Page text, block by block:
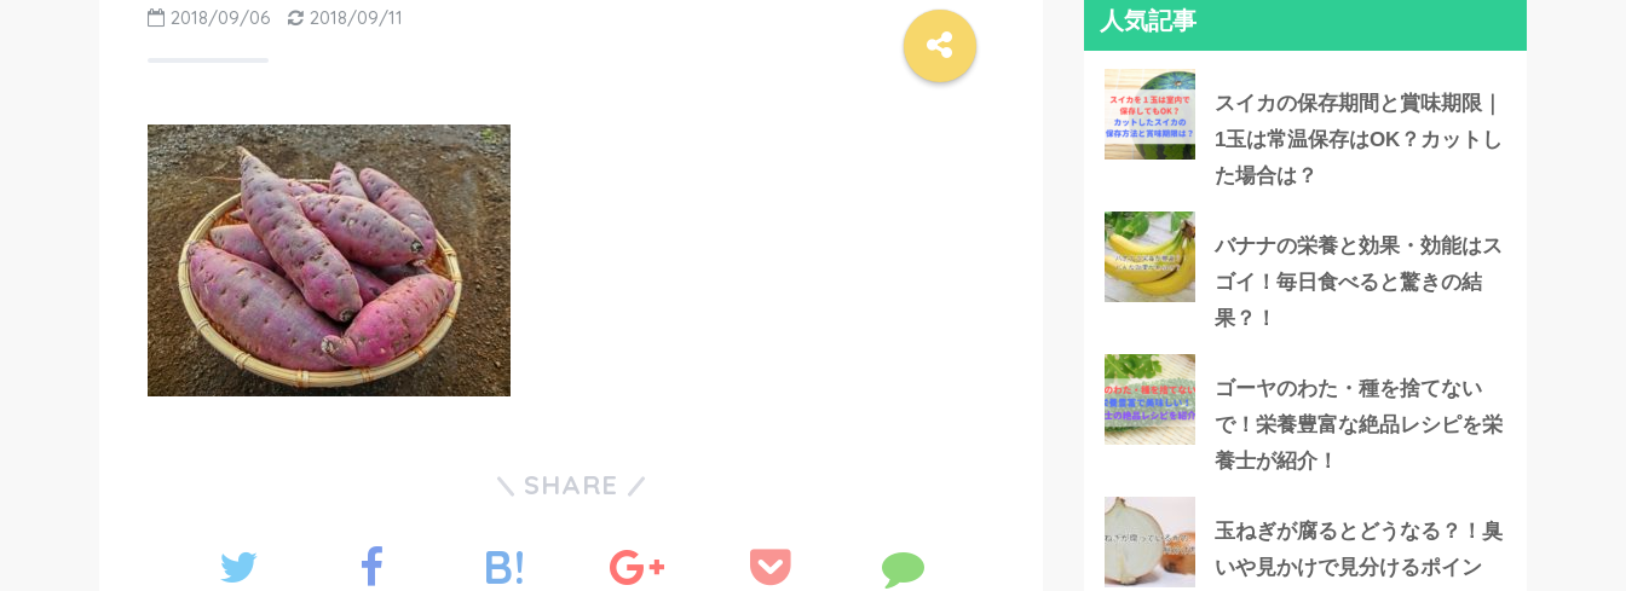
2018/09/06 2018/09/11
SHARE
人気記事
スイカの保存期間と賞味期限｜
1玉は常温保存はOK？カットし
た場合は？
バナナの栄養と効果・効能はス
ゴイ！毎日食べると驚きの結
果？！
ゴーヤのわた・種を捨てない
で！栄養豊富な絶品レシピを栄
養士が紹介！
玉ねぎが腐るとどうなる？！臭
いや見かけで見分けるポイン